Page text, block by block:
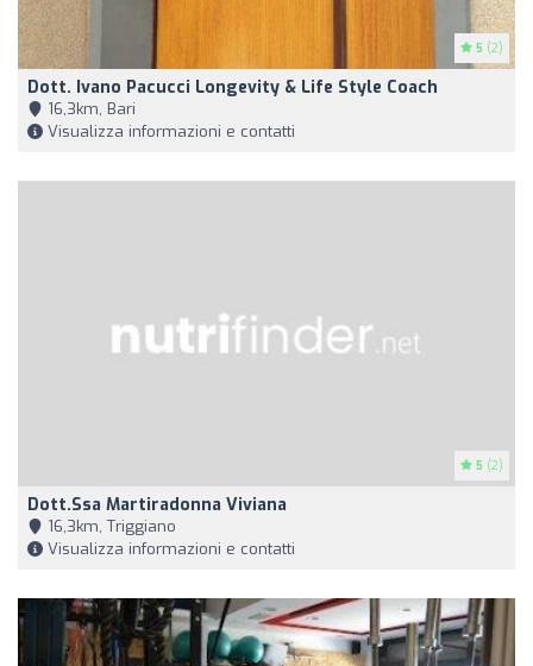
5 (2)
Dott. Ivano Pacucci Longevity & Life Style Coach
16,3km, Bari
Visualizza informazioni e contatti
5 (2)
Dott.ssa Martiradonna Viviana
16,3km, Triggiano
Visualizza informazioni e contatti